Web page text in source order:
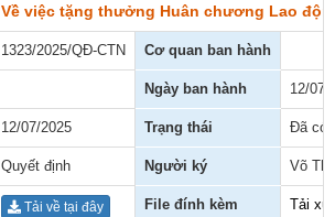
Về việc tặng thưởng Huân chương Lao
1323/2025/QĐ-CTN Cơ quan ban hành
Ngày ban hành 12/07/
12/07/2025 Trạng thái Đã có
Quyết định Người ký Võ Thị
Tải về tại đây File đính kèm Tải